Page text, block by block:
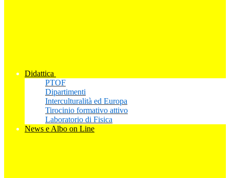
Didattica
PTOF
Dipartimenti
Interculturalità ed Europa
Tirocinio formativo attivo
Laboratorio di Fisica
News e Albo on Line